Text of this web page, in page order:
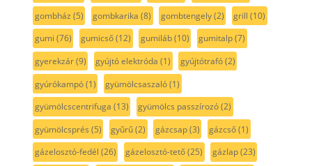
gombház (5) gombkarika (8) gombtengely(2) grill (10)
gumi (76) gumicső(12) gumiláb(10) gumitalp(7)
gyerekzár(9) gyújtó elektróda (1) gyújtótrafó(2)
gyúrókampó(1) gyümölcsaszaló(1)
gyümölcscentrifuga (13) gyümölcs passzírozó(2)
gyümölcsprés (5) gyűrű(2) gázcsap(3) gázcső(1)
gázelosztó-fedél (26) gázelosztó-tető(25) gázlap(23)